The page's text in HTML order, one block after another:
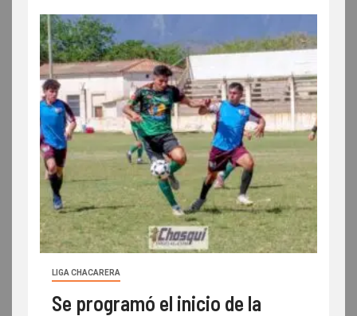
LIGA CHACARERA
Se programó el inicio de la